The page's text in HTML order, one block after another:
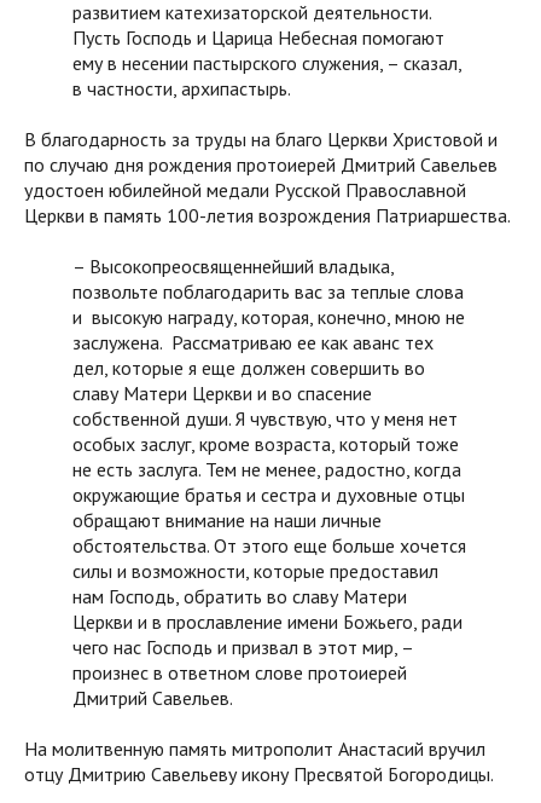
развитием катехизаторской деятельности.
Пусть Господь и Царица Небесная помогают
ему в несении пастырского служения, – сказал,
в частности, архипастырь.
В благодарность за труды на благо Церкви Христовой и
по случаю дня рождения протоиерей Дмитрий Савельев
удостоен юбилейной медали Русской Православной
Церкви в память 100-летия возрождения Патриаршества.
– Высокопреосвященнейший владыка,
позвольте поблагодарить вас за теплые слова
и высокую награду, которая, конечно, мною не
заслужена. Рассматриваю ее как аванс тех
дел, которые я еще должен совершить во
славу Матери Церкви и во спасение
собственной души. Я чувствую, что у меня нет
особых заслуг, кроме возраста, который тоже
не есть заслуга. Тем не менее, радостно, когда
окружающие братья и сестра и духовные отцы
обращают внимание на наши личные
обстоятельства. От этого еще больше хочется
силы и возможности, которые предоставил
нам Господь, обратить во славу Матери
Церкви и в прославление имени Божьего, ради
чего нас Господь и призвал в этот мир, –
произнес в ответном слове протоиерей
Дмитрий Савельев.
На молитвенную память митрополит Анастасий вручил
отцу Дмитрию Савельеву икону Пресвятой Богородицы.